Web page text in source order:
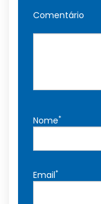
Comentário
Nome*
Email*